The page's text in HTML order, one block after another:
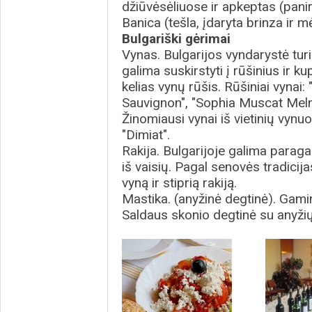
džiūvėsėliuose ir apkeptas
Banica (tešla, įdaryta brinza ir
Bulgariški gėrimai
Vynas. Bulgarijos vyndarystė
galima suskirstyti į rūšinius ir
kelias vynų rūšis. Rūšiniai
Sauvignon", "Sophia Muscat
Žinomiausi vynai iš vie­ti­nių
"Dimiat".
Rakija. Bulgarijoje galima
iš vaisių. Pagal senovės
vyną ir stiprią rakiją.
Mastika. (anyžinė degtinė).
Saldaus skonio degtinė su